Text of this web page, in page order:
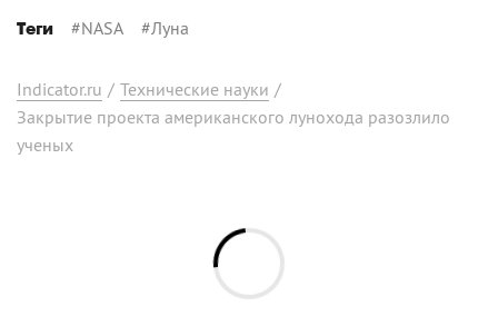
Теги #NASA #Луна
Indicator.ru / Технические науки /
Закрытие проекта американского лунохода разозлило
ученых